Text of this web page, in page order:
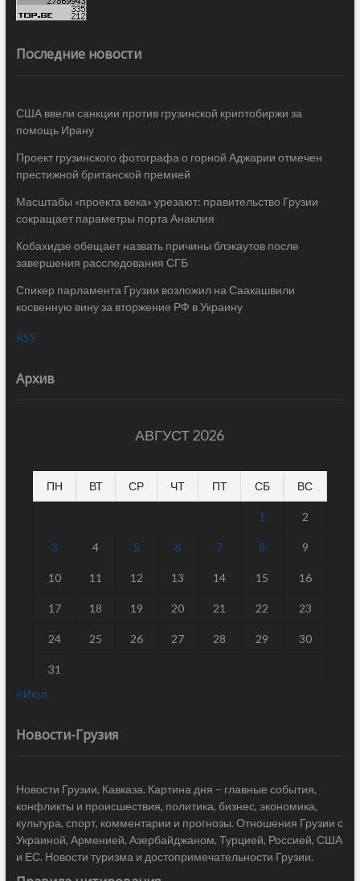
Последние новости
США ввели санкции против грузинской криптобиржи за
помощь Ирану
Проект грузинского фотографа о горной Аджарии отмечен
престижной британской премией
Масштабы «проекта века» урезают: правительство Грузии
сокращает параметры порта Анаклия
Кобахидзе обещает назвать причины блэкаутов после
завершения расследования СГБ
Спикер парламента Грузии возложил на Саакашвили
косвенную вину за вторжение РФ в Украину
RSS
Архив
АВГУСТ 2026
ПН ВТ СР ЧТ ПТ СБ ВС
1 2
3 4 5 6 7 8 9
10 11 12 13 14 15 16
17 18 19 20 21 22 23
24 25 26 27 28 29 30
31
« Июл
Новости-Грузия
Новости Грузии, Кавказа. Картина дня – главные события,
конфликты и происшествия, политика, бизнес, экономика,
культура, спорт, комментарии и прогнозы. Отношения Грузии с
Украиной, Арменией, Азербайджаном, Турцией, Россией, США
и ЕС. Новости туризма и достопримечательности Грузии.